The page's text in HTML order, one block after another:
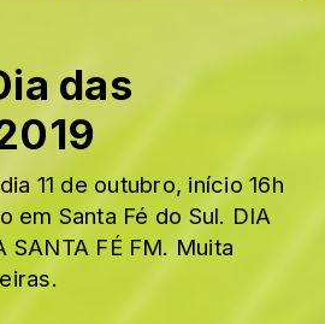
das
11 de outubro, início 16h
em Santa Fé do Sul. DIA
SANTA FÉ FM. Muita